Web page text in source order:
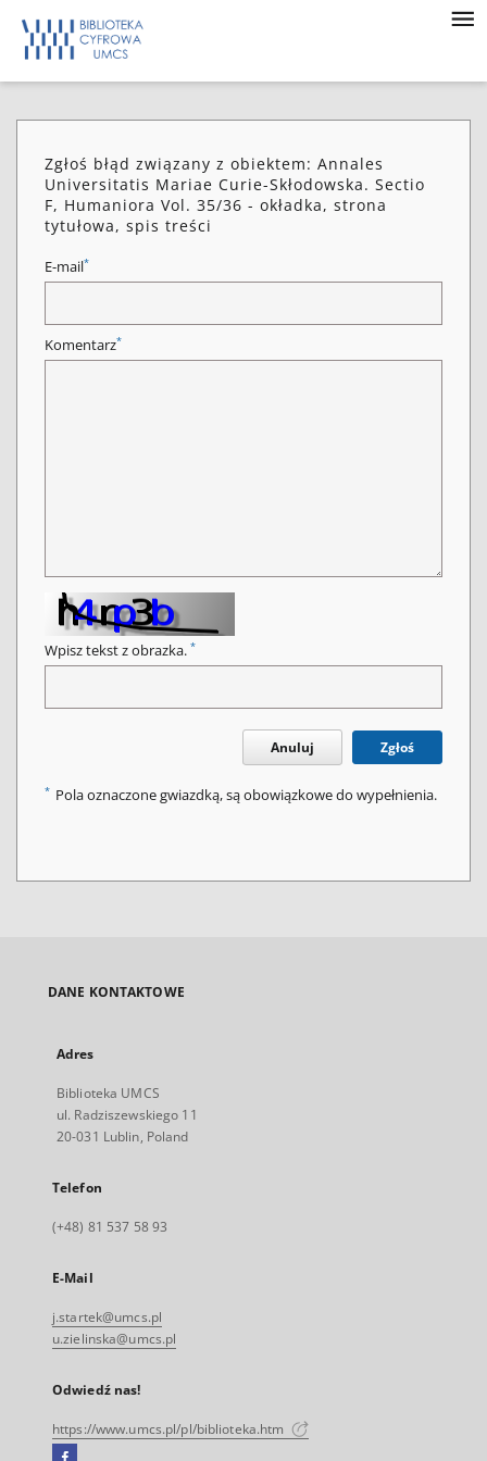
Zgłoś błąd związany z obiektem: Annales
Universitatis Mariae Curie-Skłodowska. Sectio
F, Humaniora Vol. 35/36 - okładka, strona
tytułowa, spis treści
E-mail*
Komentarz*
Wpisz tekst z obrazka. *
Anuluj Zgłoś
* Pola oznaczone gwiazdką, są obowiązkowe do wypełnienia.
DANE KONTAKTOWE
Adres
Biblioteka UMCS
ul. Radziszewskiego 11
20-031 Lublin, Poland
Telefon
(+48) 81 537 58 93
E-Mail
j.startek@umcs.pl
u.zielinska@umcs.pl
Odwiedź nas!
https://www.umcs.pl/pl/biblioteka.htm
Facebook